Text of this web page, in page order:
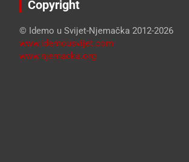
Copyright
© Idemo u Svijet-Njemačka 2012-2026
www.idemousvijet.com
www.njemacka.org